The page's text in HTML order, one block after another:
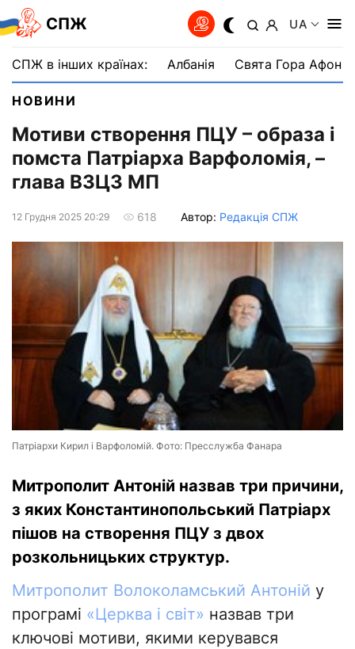
СПЖ UA
СПЖ в інших країнах: Албанія Свята Гора Афон
НОВИНИ
Мотиви створення ПЦУ – образа і
помста Патріарха Варфоломія, –
глава ВЗЦЗ МП
12 Грудня 2025 20:29 618 Автор: Редакція СПЖ
Патріархи Кирил і Варфоломій. Фото: Пресслужба Фанара
Митрополит Антоній назвав три причини,
з яких Константинопольський Патріарх
пішов на створення ПЦУ з двох
розкольницьких структур.
Митрополит Волоколамський Антоній у
програмі «Церква і світ» назвав три
ключові мотиви, якими керувався